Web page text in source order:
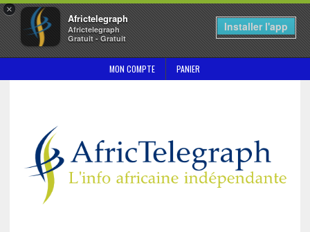
×
Africtelegraph
Africtelegraph
Gratuit - Gratuit
Installer l'app
MON COMPTE PANIER